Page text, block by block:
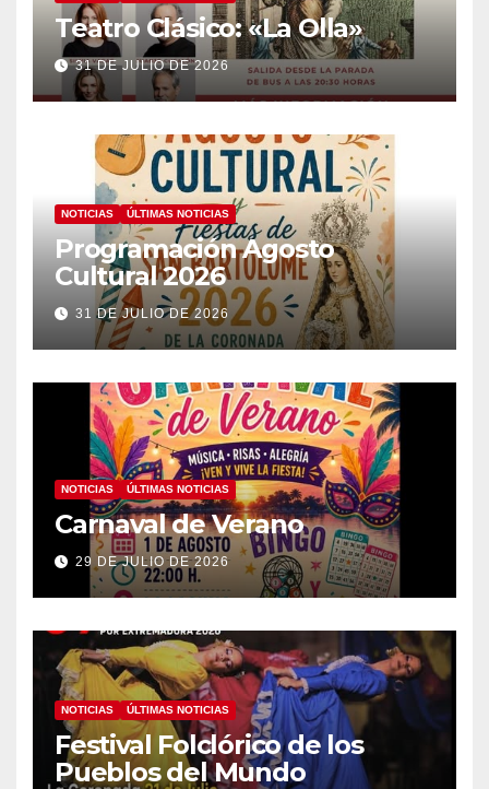
Teatro Clásico: «La Olla»
31 DE JULIO DE 2026
NOTICIAS ÚLTIMAS NOTICIAS
Programación Agosto
Cultural 2026
31 DE JULIO DE 2026
NOTICIAS ÚLTIMAS NOTICIAS
Carnaval de Verano
29 DE JULIO DE 2026
NOTICIAS ÚLTIMAS NOTICIAS
Festival Folclórico de los
Pueblos del Mundo